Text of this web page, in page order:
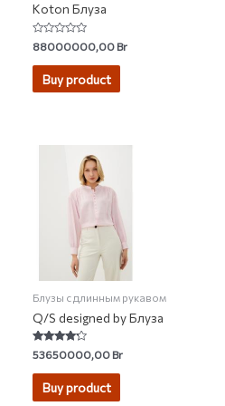
Koton Блуза
Rated
0
out
88000000,00Br
Buy product
Блузы с длинным рукавом
Q/S designed by Блуза
Rated
4.00
out of 5
53650000,00Br
Buy product